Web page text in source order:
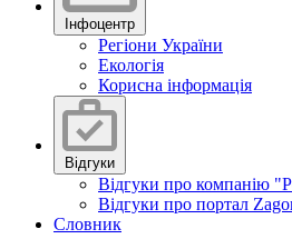
Інфоцентр
Регіони України
Екологія
Корисна інформація
Відгуки
Відгуки про компанію
Відгуки про портал
Словник